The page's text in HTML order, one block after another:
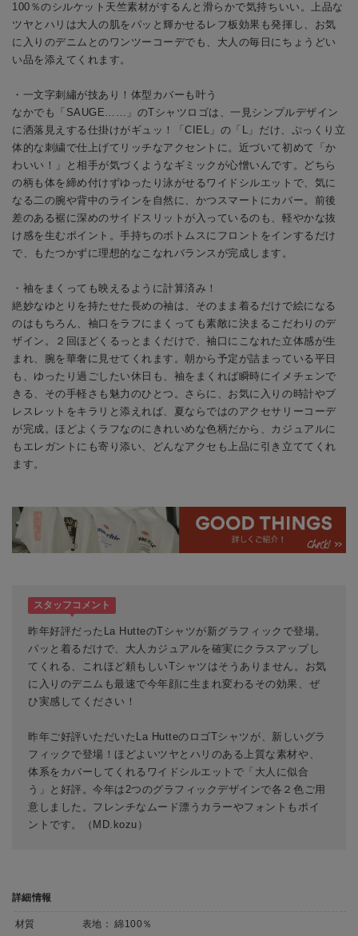
100％のシルケット天竺素材がするんと滑らかで気持ちいい。上品な
ツヤとハリは大人の肌をパッと輝かせるレフ板効果も発揮し、お気
に入りのデニムとのワンツーコーデでも、大人の毎日にちょうどい
い品を添えてくれます。
・一文字刺繡が技あり！体型カバーも叶う
なかでも「SAUGE……」のTシャツロゴは、一見シンプルデザイン
に洒落見えする仕掛けがギュッ！「CIEL」の「L」だけ、ぷっくり立
体的な刺繍で仕上げてリッチなアクセントに。近づいて初めて「か
わいい！」と相手が気づくようなギミックが心憎いんです。どちら
の柄も体を締め付けずゆったり泳がせるワイドシルエットで、気に
なる二の腕や背中のラインを自然に、かつスマートにカバー。前後
差のある裾に深めのサイドスリットが入っているのも、軽やかな抜
け感を生むポイント。手持ちのボトムスにフロントをインするだけ
で、もたつかずに理想的なこなれバランスが完成します。
・袖をまくっても映えるように計算済み！
絶妙なゆとりを持たせた長めの袖は、そのまま着るだけで絵になる
のはもちろん、袖口をラフにまくっても素敵に決まるこだわりのデ
ザイン。２回ほどくるっとまくだけで、袖口にこなれた立体感が生
まれ、腕を華奢に見せてくれます。朝から予定が詰まっている平日
も、ゆったり過ごしたい休日も、袖をまくれば瞬時にイメチェンで
きる、その手軽さも魅力のひとつ。さらに、お気に入りの時計やブ
レスレットをキラリと添えれば、夏ならではのアクセサリーコーデ
が完成。ほどよくラフなのにきれいめな色柄だから、カジュアルに
もエレガントにも寄り添い、どんなアクセも上品に引き立ててくれ
ます。
スタッフコメント
昨年好評だったLa HutteのTシャツが新グラフィックで登場。
パッと着るだけで、大人カジュアルを確実にクラスアップし
てくれる、これほど頼もしいTシャツはそうありません。お気
に入りのデニムも最速で今年顔に生まれ変わるその効果、ぜ
ひ実感してください！
昨年ご好評いただいたLa HutteのロゴTシャツが、新しいグラ
フィックで登場！ほどよいツヤとハリのある上質な素材や、
体系をカバーしてくれるワイドシルエットで「大人に似合
う」と好評。今年は2つのグラフィックデザインで各２色ご用
意しました。フレンチなムード漂うカラーやフォントもポイ
ントです。（MD.kozu）
詳細情報
材質 表地： 綿100％